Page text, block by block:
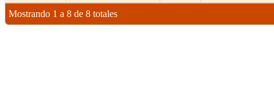
Mostrando 1 a 8 de 8 totales